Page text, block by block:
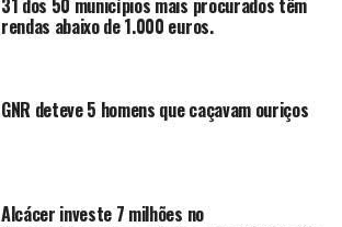
31 dos 50 municípios mais procurados têm
rendas abaixo de 1.000 euros.
GNR deteve 5 homens que caçavam ouriços
Alcácer investe 7 milhões no